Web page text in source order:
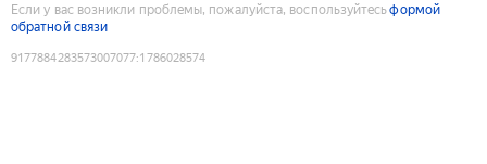
Если у вас возникли проблемы, пожалуйста, воспользуйтесьформой
обратной связи
9177884283573007077:1786028574